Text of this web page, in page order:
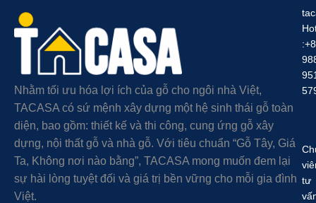
Nhằm tối ưu hóa lợi ích của gỗ cho ngôi nhà Việt,
TACASA có sứ mệnh xây dựng một hệ sinh thái gỗ toàn
diện, bao gồm: thiết kế và thi công, cung ứng gỗ xây
dựng, nội thất gỗ và nhà gỗ. Với tiêu chuẩn “Gỗ Tây, Giá
Ta, Không nơi nào bằng”, TACASA mong muốn đem lại
sự hài lòng tuyệt đối và giá trị bền vững cho mỗi gia đình
Việt.
tư